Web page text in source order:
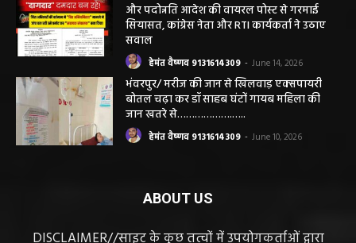
सियासत, कांग्रेस नेता और RTI कार्यकर्ता ने उठाए
सवाल
हेमंत वैष्णव 9131614309
भंवरपुर/ मरीज की जान से खिलवाड़ एक्सपायरी
बोतल चढ़ा कर डॉ साहब घंटों गायब महिला की
जान खतरे से……………….…..
हेमंत वैष्णव 9131614309
ABOUT US
DISCLAIMER//साइट के कुछ तत्वों में उपयोगकर्ताओं द्वारा